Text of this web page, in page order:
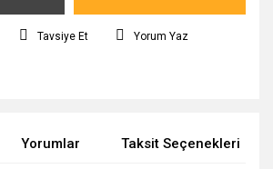
Tavsiye Et Yorum Yaz
Yorumlar Taksit Seçenekleri